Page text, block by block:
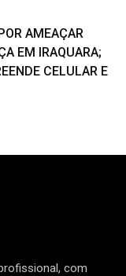
AMEAÇAR
EM IRAQUARA;
CELULAR E
com